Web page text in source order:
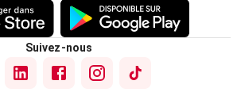
Suivez-nous